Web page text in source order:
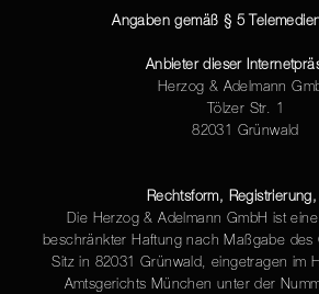
Angaben gemäß § 5
Anbieter dieser
Herzog & Adelmann
Tölzer Str. 1
82031 Grünwald
Rechtsform, Registrierung,
Die Herzog & Adelmann GmbH ist
beschränkter Haftung nach Maßgabe des
Sitz in 82031 Grünwald, eingetragen im
Amtsgerichts München unter der